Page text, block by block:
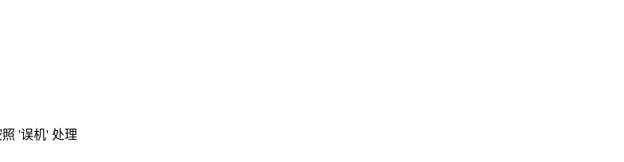
'误机' 处理